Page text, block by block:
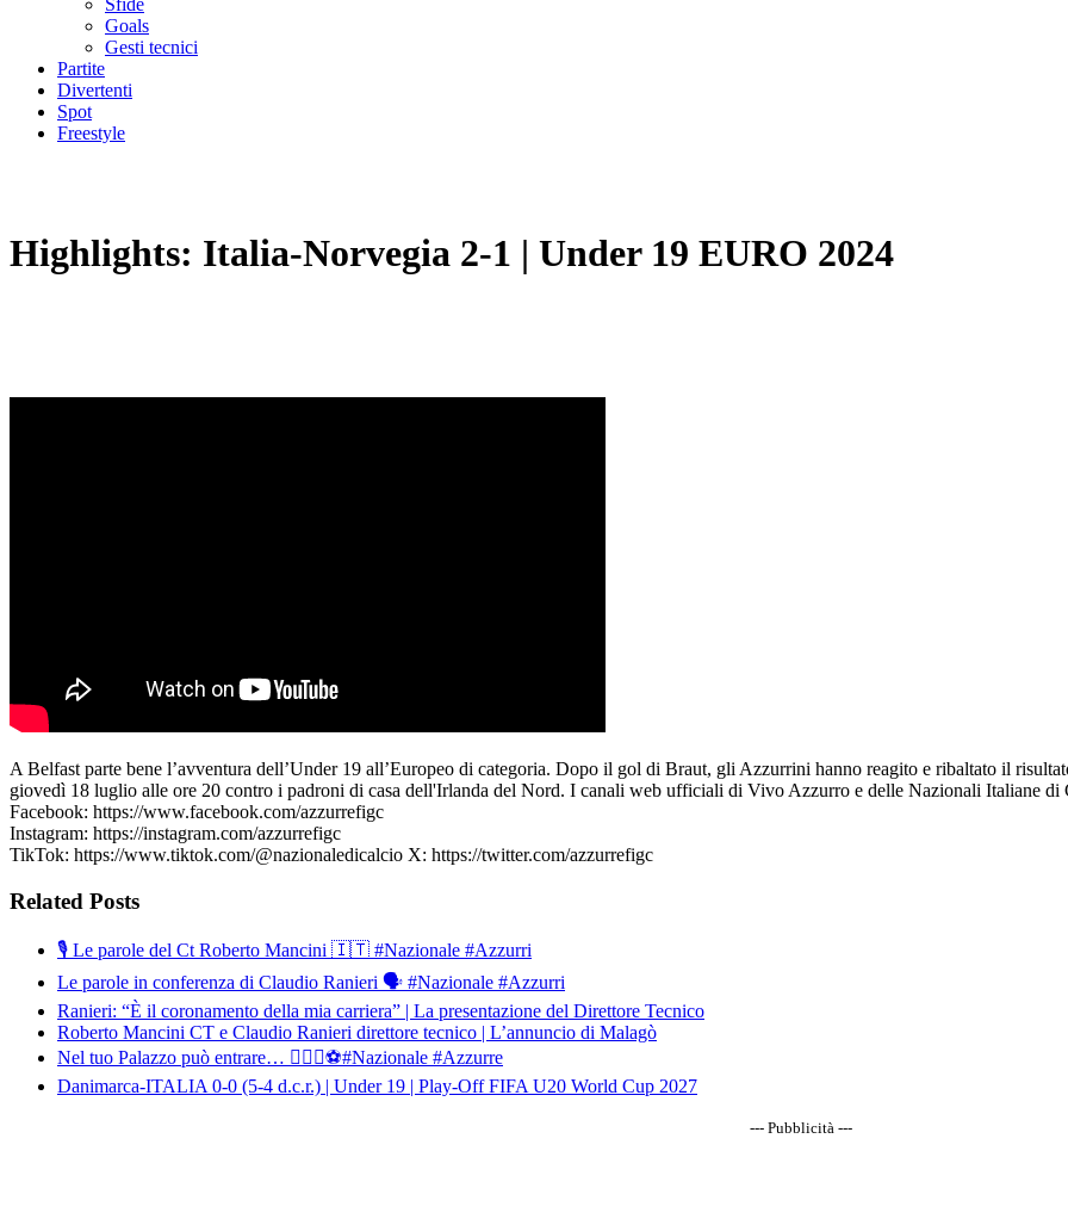
Sfide
Goals
Gesti tecnici
Partite
Divertenti
Spot
Freestyle
Highlights: Italia-Norvegia 2-1 | Under 19 EURO 2024
A Belfast parte bene l’avventura dell’Under 19 all’Europeo di categoria. Dopo il gol di Braut, gli Azzurrini hanno reagito e ribaltato il
giovedì 18 luglio alle ore 20 contro i padroni di casa dell'Irlanda del Nord. I canali web ufficiali di Vivo Azzurro e delle Nazionali Italiane
Facebook: https://www.facebook.com/azzurrefigc​​
Instagram: https://instagram.com/azzurrefigc​
TikTok: https://www.tiktok.com/@nazionaledicalcio X: https://twitter.com/azzurrefigc
Related Posts
🎙️ Le parole del Ct Roberto Mancini 🇮🇹 #Nazionale #Azzurri
Le parole in conferenza di Claudio Ranieri 🗣️ #Nazionale #Azzurri
Ranieri: “È il coronamento della mia carriera” | La presentazione del Direttore Tecnico
Roberto Mancini CT e Claudio Ranieri direttore tecnico | L’annuncio di Malagò
Nel tuo Palazzo può entrare… 👱🏻‍♀️⚽️#Nazionale #Azzurre
Danimarca-ITALIA 0-0 (5-4 d.c.r.) | Under 19 | Play-Off FIFA U20 World Cup 2027
--- Pubblicità ---